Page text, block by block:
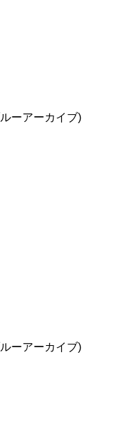
ーアーカイブ)
ーアーカイブ)